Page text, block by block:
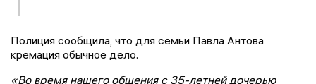
Полиция сообщила, что для семьи Павла Антова
кремация обычное дело.
«Во время нашего общения с 35-летней дочерью